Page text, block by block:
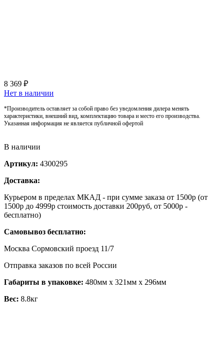
8 369 ₽
Нет в наличии
*Производитель оставляет за собой право без уведомления дилера менять
характеристики, внешний вид, комплектацию товара и место его производства.
Указанная информация не является публичной офертой
В наличии
Артикул: 4300295
Доставка:
Курьером в пределах МКАД - при сумме заказа от 1500р (от
1500р до 4999р стоимость доставки 200руб, от 5000р -
бесплатно)
Самовывоз бесплатно:
Москва Сормовский проезд 11/7
Отправка заказов по всей России
Габариты в упаковке: 480мм x 321мм x 296мм
Вес: 8.8кг